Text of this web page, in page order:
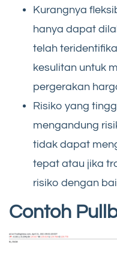
Kurangnya
hanya dapat
telah
kesulitan untuk
pergerakan
Risiko yang
mengandung
tidak dapat
tepat atau jika
risiko dengan
Contoh